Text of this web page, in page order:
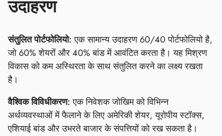
उदाहरण
संतुलित पोर्टफोलियो: एक सामान्य उदाहरण 60/40 पोर्टफोलियो है,
जो 60% शेयरों और 40% बांड में आवंटित करता है। यह मिश्रण
विकास को कम अस्थिरता के साथ संतुलित करने का लक्ष्य रखता
है।
वैश्विक विविधीकरण: एक निवेशक जोखिम को विभिन्न
अर्थव्यवस्थाओं में फैलाने के लिए अमेरिकी शेयर, यूरोपीय स्टॉक्स,
एशियाई बांड और उभरते बाजार के संपत्तियों को रख सकता है।